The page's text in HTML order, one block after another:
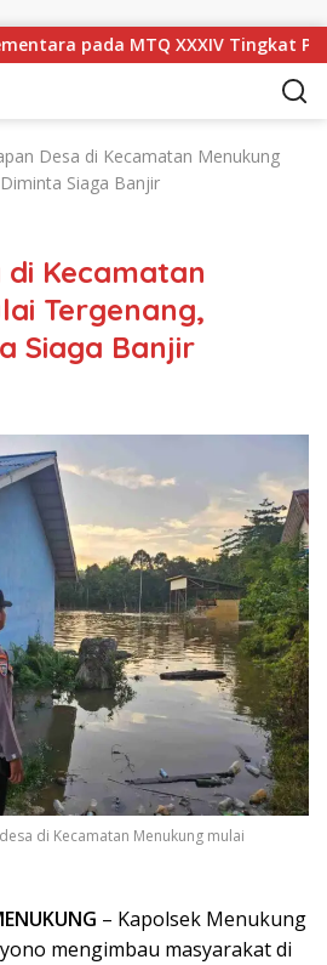
pada MTQ XXXIV Tingkat Provinsi
Desa di Kecamatan Menukung
Siaga Banjir
di Kecamatan
Tergenang,
Siaga Banjir
di Kecamatan Menukung mulai
– Kapolsek Menukung
mengimbau masyarakat di